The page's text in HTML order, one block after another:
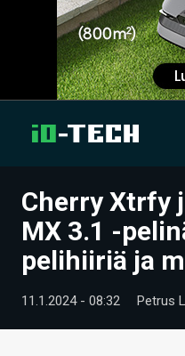
UUTISET
ARTIKKELIT
VIDEOT
TECHBBS
Cherry Xtrfy
MX 3.1 -
pelihiiriä ja
11.1.2024 - 08:32 Petrus